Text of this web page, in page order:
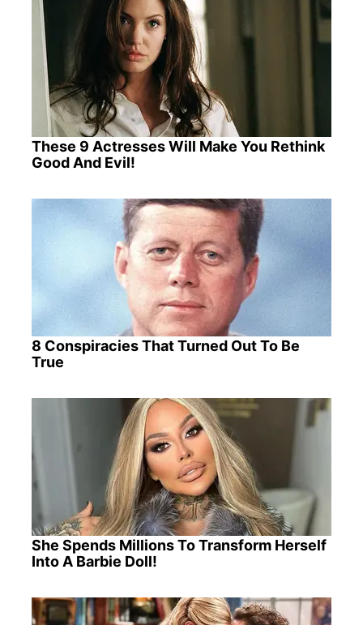
These 9 Actresses Will Make You Rethink
Good And Evil!
8 Conspiracies That Turned Out To Be
True
She Spends Millions To Transform Herself
Into A Barbie Doll!